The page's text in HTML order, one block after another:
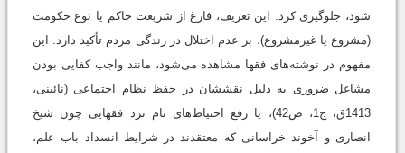
شود، جلوگیری کرد. این تعریف، فارغ از شریعت حاکم یا نوع حکومت
(مشروع یا غیرمشروع)، بر عدم اختلال در زندگی مردم تأکید دارد. این
مفهوم در نوشته‌های فقها مشاهده می‌شود، مانند واجب کفایی بودن
مشاغل ضروری به دلیل نقششان در حفظ نظام اجتماعی (نائینی،
1413ق، ج1، ص42)، یا رفع احتیاط‌های تام نزد فقهایی چون شیخ
انصاری و آخوند خراسانی که معتقدند در شرایط انسداد باب علم،